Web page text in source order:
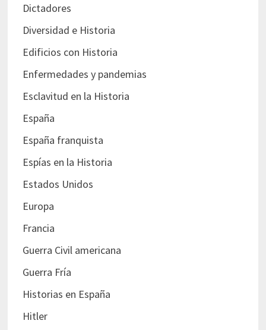
Dictadores
Diversidad e Historia
Edificios con Historia
Enfermedades y pandemias
Esclavitud en la Historia
España
España franquista
Espías en la Historia
Estados Unidos
Europa
Francia
Guerra Civil americana
Guerra Fría
Historias en España
Hitler